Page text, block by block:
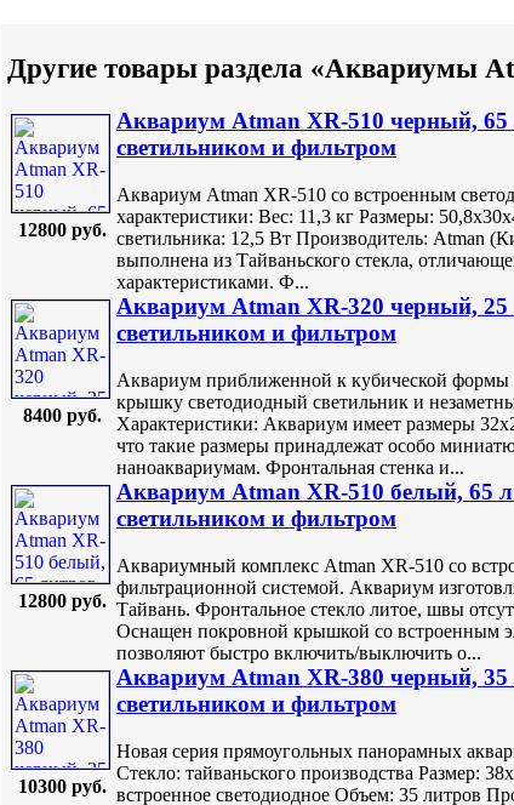
Другие товары раздела «Аквариумы
12800 руб.
Аквариум Atman XR-510 черный, 65
светильником и фильтром
Аквариум Atman XR-510 со встроенным
характеристики: Вес: 11,3 кг Размеры:
светильника: 12,5 Вт Производитель: Atman
выполнена из Тайваньского стекла,
характеристиками. Ф...
8400 руб.
Аквариум Atman XR-320 черный, 25
светильником и фильтром
Аквариум приближенной к кубической
крышку светодиодный светильник и
Характеристики: Аквариум имеет размеры
что такие размеры принадлежат особо
наноаквариумам. Фронтальная стенка и...
12800 руб.
Аквариум Atman XR-510 белый, 65
светильником и фильтром
Аквариумный комплекс Atman XR-510 cо
фильтрационной системой. Аквариум
Тайвань. Фронтальное стекло литое, швы
Оснащен покровной крышкой со встроенным
позволяют быстро включить/выключить о...
10300 руб.
Аквариум Atman XR-380 черный, 35
светильником и фильтром
Новая серия прямоугольных панорамных
Стекло: тайваньского производства Размер:
встроенное светодиодное Объем: 35 литров